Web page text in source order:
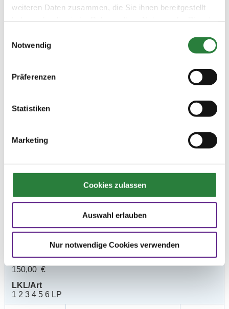
weiteren Daten zusammen, die Sie ihnen bereitgestellt
Notwendig
Präferenzen
Statistiken
Marketing
Cookies zulassen
Auswahl erlauben
Nur notwendige Cookies verwenden
Ergebnisse:
v)
01.05.2021 (
2. Dressurpferdeprfg. Kl.A DPF
Preisgeld
150,00 €
LKL/Art
1 2 3 4 5 6 LP